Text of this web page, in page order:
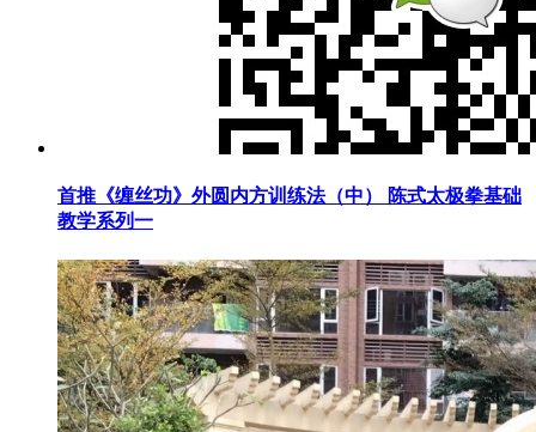
首推《缠丝功》外圆内方训练法（中） 陈式太极拳基础
教学系列一